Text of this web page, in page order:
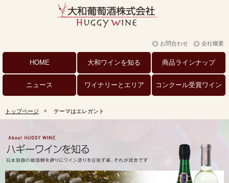
会社概要
お問合わせ
HOME 大和ワインを知る 商品ラインナップ
ニュース ワイナリーと エリア コンクール受賞ワイン
トップページ テーマはエレガント